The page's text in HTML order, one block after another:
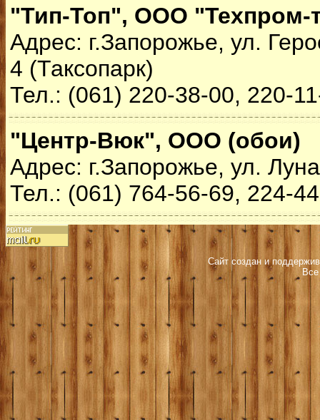
"Тип-Топ", ООО "Техпром-
Адрес: г.Запорожье, ул.
4 (Таксопарк)
Тел.: (061) 220-38-00, 220-
"Центр-Вюк", ООО (обои)
Адрес: г.Запорожье, ул.
Тел.: (061) 764-56-69, 224-
Сайт создан и